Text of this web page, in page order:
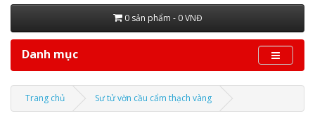
0 sản phẩm - 0 VNĐ
Danh mục
Trang chủ Sư tử vờn cầu cẩm thạch vàng